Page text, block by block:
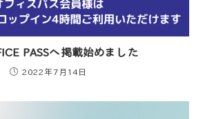
PASSへ掲載始めました
2022年7月14日